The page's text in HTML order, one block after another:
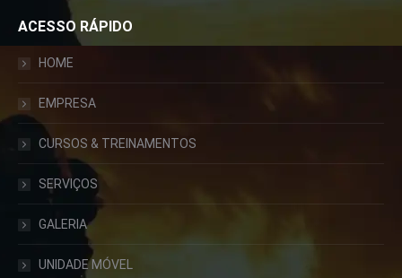
opens
in
window
page
opens
in
window
opens
window
ACESSO RÁPIDO
HOME
EMPRESA
CURSOS & TREINAMENTOS
SERVIÇOS
GALERIA
UNIDADE MÓVEL